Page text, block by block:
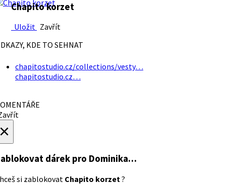
Chapito korzet
Uložit Zavřít
KDE TO SEHNAT
chapitostudio.cz/collections/vesty…
chapitostudio.cz…
dárek pro Dominika…
si zablokovat Chapito korzet?